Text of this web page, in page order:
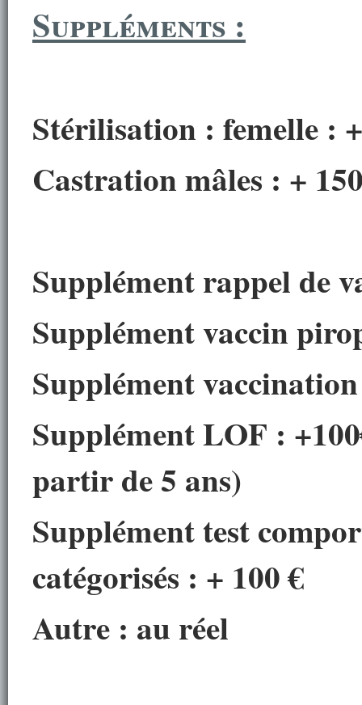
Suppléments :
Stérilisation : femelle :
Castration mâles : +
Supplément rappel de
Supplément vaccin
Supplément v
Supplément LOF : +100
partir de 5 ans)
Supplément test
catégorisés : + 100 €
Autre : au réel